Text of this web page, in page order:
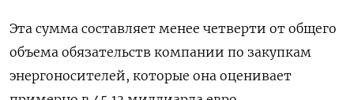
Эта сумма составляет ‌менее четверти от общего ​
объема обязательств компании по ‌закупкам
энергоносителей, которые она оценивает